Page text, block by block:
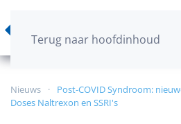
Terug naar hoofdinhoud
Nieuws
Post-COVID Syndroom:
Doses Naltrexon en SSRI's